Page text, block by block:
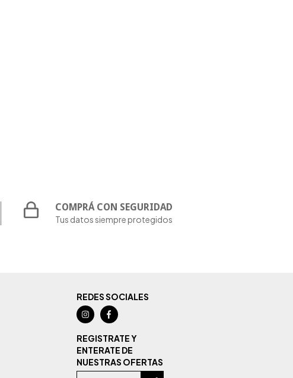
COMPRÁ CON SEGURIDAD
Tus datos siempre protegidos
REDES SOCIALES
REGISTRATE Y
ENTERATE DE
NUESTRAS OFERTAS